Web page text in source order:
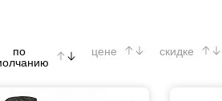
по цене скидке